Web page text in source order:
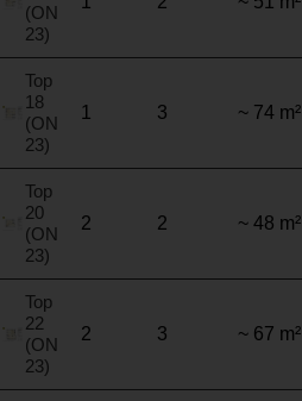
(ON
23)
Top
18
(ON
23)
1 3 ~ 74 m²
Top
20
(ON
23)
2 2 ~ 48 m²
Top
22
(ON
23)
2 3 ~ 67 m²